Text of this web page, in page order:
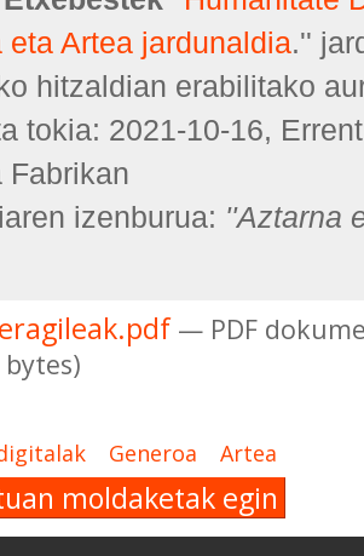
eta Artea jardunaldia.''
hitzaldian erabilitako
tokia: 2021-10-16,
Fabrikan
izenburua: ''Aztarna
— PDF
bytes)
Generoa Artea
moldaketak egin